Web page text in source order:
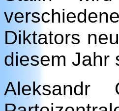
Diktators
diesem Jahr
Aleksandr